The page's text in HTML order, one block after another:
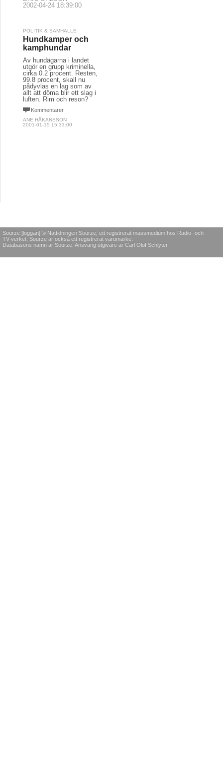
2002-04-24 18:39:00
POLITIK & SAMHÄLLE
Hundkamper och
kamphundar
Av hundägarna i landet
utgör en grupp kriminella,
cirka 0.2 procent. Resten,
99.8 procent, skall nu
pådyvlas en lag som av
allt att döma blir ett slag i
luften. Rim och reson?
Kommentarer
ANE HÅKANSSON
2001-01-15 15:33:00
Sourze [loggan] © Nättidningen Sourze, ett registrerat massmedium hos Radio- och
TV-verket. Sourze är också ett registrerat varumärke.
Databasens namn är Sourze. Ansvarig utgivare är Carl Olof Schlyter.